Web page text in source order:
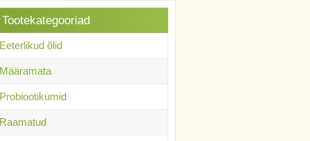
Tootekategooriad
õlid